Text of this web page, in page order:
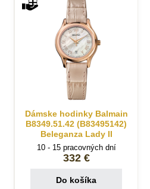
Dámske hodinky Balmain
B8349.51.42 (B83495142)
Beleganza Lady II
10 - 15 pracovných dní
332 €
Do košíka